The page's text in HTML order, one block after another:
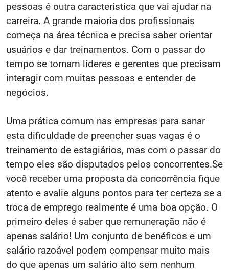
pessoas é outra característica que vai ajudar na
carreira. A grande maioria dos profissionais
começa na área técnica e precisa saber orientar
usuários e dar treinamentos. Com o passar do
tempo se tornam líderes e gerentes que precisam
interagir com muitas pessoas e entender de
negócios.
Uma prática comum nas empresas para sanar
esta dificuldade de preencher suas vagas é o
treinamento de estagiários, mas com o passar do
tempo eles são disputados pelos concorrentes.Se
você receber uma proposta da concorrência fique
atento e avalie alguns pontos para ter certeza se a
troca de emprego realmente é uma boa opção. O
primeiro deles é saber que remuneração não é
apenas salário! Um conjunto de benéficos e um
salário razoável podem compensar muito mais
do que apenas um salário alto sem nenhum